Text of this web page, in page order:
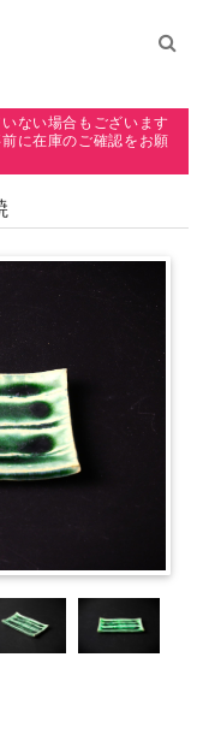
ない場合もございます
に在庫のご確認をお願